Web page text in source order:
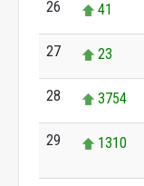
26 41
27 23
28 3754
29 1310